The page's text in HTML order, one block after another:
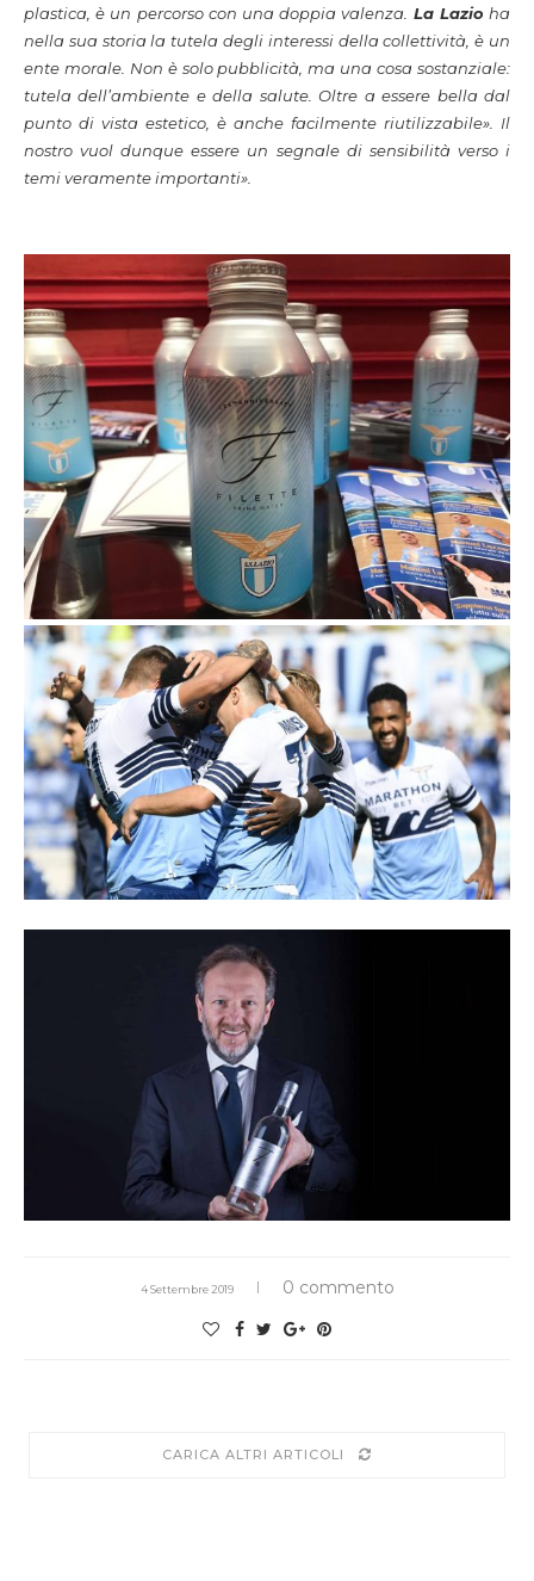
plastica, è un percorso con una doppia valenza. La Lazio ha
nella sua storia la tutela degli interessi della collettività, è un
ente morale. Non è solo pubblicità, ma una cosa sostanziale:
tutela dell’ambiente e della salute. Oltre a essere bella dal
punto di vista estetico, è anche facilmente riutilizzabile». Il
nostro vuol dunque essere un segnale di sensibilità verso i
temi veramente importanti».
4 Settembre 2019 0 commento
CARICA ALTRI ARTICOLI